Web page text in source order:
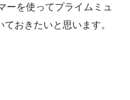
ーを使ってプライムミュ
おきたいと思います。